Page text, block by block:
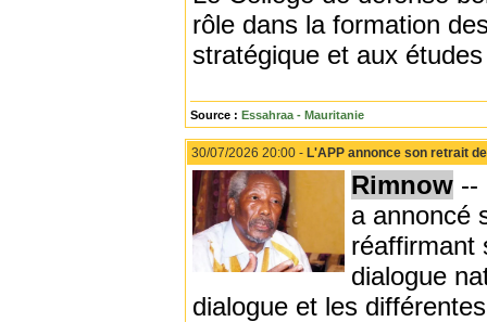
rôle dans la formation
stratégique et aux
Source : Essahraa - Mauritanie
30/07/2026 20:00 - L'APP annonce son retrait
Rimnow --
a annoncé
réaffirmant
dialogue
dialogue et les